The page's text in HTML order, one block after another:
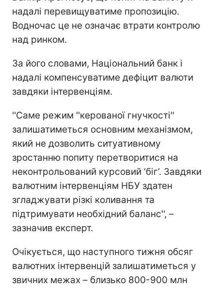
надалі перевищуватиме пропозицію.
Водночас це не означає втрати контролю
над ринком.
За його словами, Національний банк і
надалі компенсуватиме дефіцит валюти
завдяки інтервенціям.
''Саме режим ''керованої гнучкості''
залишатиметься основним механізмом,
який не дозволить ситуативному
зростанню попиту перетворитися на
неконтрольований курсовий ‘біг’. Завдяки
валютним інтервенціям НБУ здатен
згладжувати різкі коливання та
підтримувати необхідний баланс'', –
зазначив експерт.
Очікується, що наступного тижня обсяг
валютних інтервенцій залишатиметься у
звичних межах – близько 800-900 млн